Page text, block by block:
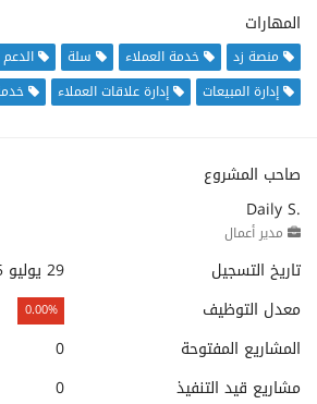
المهارات
منصة زد خدمة العملاء سلة
إدارة المبيعات
إدارة علاقات العملاء
صاحب المشروع
Daily S.
مدير أعمال
تاريخ التسجيل
29 يوليو 2025
معدل التوظيف
0.00%
المشاريع المفتوحة
0
مشاريع قيد التنفيذ
0